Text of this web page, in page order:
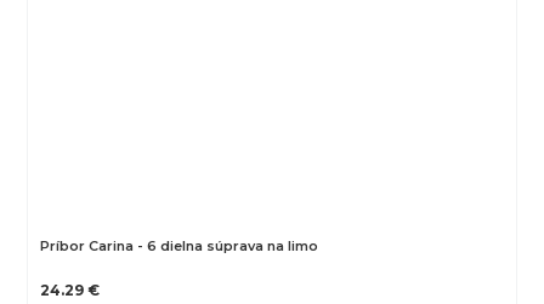
Príbor Carina - 6 dielna súprava na limo
24.29 €